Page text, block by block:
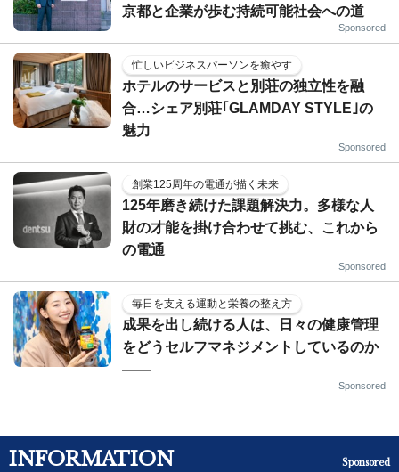
京都と企業が歩む持続可能社会への道
Sponsored
忙しいビジネスパーソンを癒やす
ホテルのサービスと別荘の独立性を融
合…シェア別荘｢GLAMDAY STYLE｣の
魅力
Sponsored
創業125周年の電通が描く未来
125年磨き続けた課題解決力。多様な人
財の才能を掛け合わせて挑む、これから
の電通
Sponsored
毎日を支える運動と栄養の整え方
成果を出し続ける人は、日々の健康管理
をどうセルフマネジメントしているのか
——
Sponsored
INFORMATION Sponsored